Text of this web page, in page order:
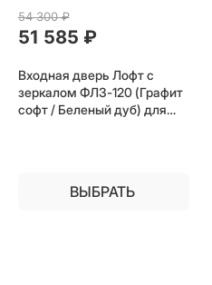
54 300 ₽
51 585 ₽
Входная дверь Лофт с
зеркалом ФЛЗ-120 (Графит
софт / Беленый дуб) для
ВЫБРАТЬ